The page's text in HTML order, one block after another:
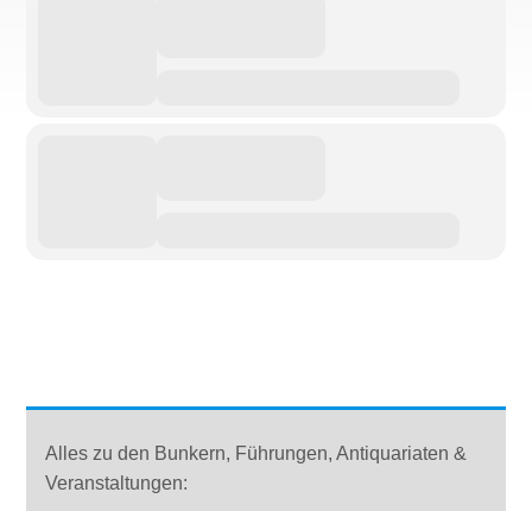
Alles zu den Bunkern, Führungen, Antiquariaten &
Veranstaltungen: